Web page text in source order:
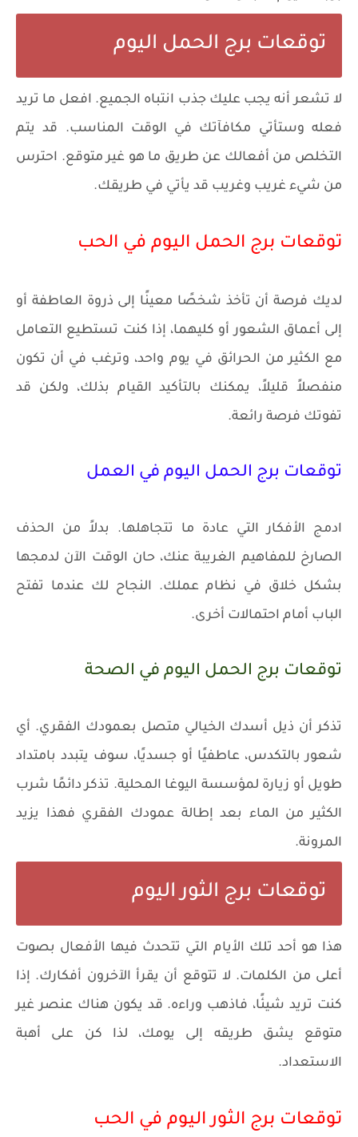
توقعات برج الحمل اليوم
لا تشعر أنه يجب عليك جذب انتباه الجميع. افعل ما تريد
فعله وستأتي مكافآتك في الوقت المناسب. قد يتم
التخلص من أفعالك عن طريق ما هو غير متوقع. احترس
من شيء غريب وغريب قد يأتي في طريقك.
توقعات برج الحمل اليوم في الحب
لديك فرصة أن تأخذ شخصًا معينًا إلى ذروة العاطفة أو
إلى أعماق الشعور أو كليهما، إذا كنت تستطيع التعامل
مع الكثير من الحرائق في يوم واحد، وترغب في أن تكون
منفصلاً قليلاً، يمكنك بالتأكيد القيام بذلك، ولكن قد
تفوتك فرصة رائعة.
توقعات برج الحمل اليوم في العمل
ادمج الأفكار التي عادة ما تتجاهلها. بدلاً من الحذف
الصارخ للمفاهيم الغريبة عنك، حان الوقت الآن لدمجها
بشكل خلاق في نظام عملك. النجاح لك عندما تفتح
الباب أمام احتمالات أخرى.
توقعات برج الحمل اليوم في الصحة
تذكر أن ذيل أسدك الخيالي متصل بعمودك الفقري. أي
شعور بالتكدس، عاطفيًا أو جسديًا، سوف يتبدد بامتداد
طويل أو زيارة لمؤسسة اليوغا المحلية. تذكر دائمًا شرب
الكثير من الماء بعد إطالة عمودك الفقري فهذا يزيد
المرونة.
توقعات برج الثور اليوم
هذا هو أحد تلك الأيام التي تتحدث فيها الأفعال بصوت
أعلى من الكلمات. لا تتوقع أن يقرأ الآخرون أفكارك. إذا
كنت تريد شيئًا، فاذهب وراءه. قد يكون هناك عنصر غير
متوقع يشق طريقه إلى يومك، لذا كن على أهبة
الاستعداد.
توقعات برج الثور اليوم في الحب